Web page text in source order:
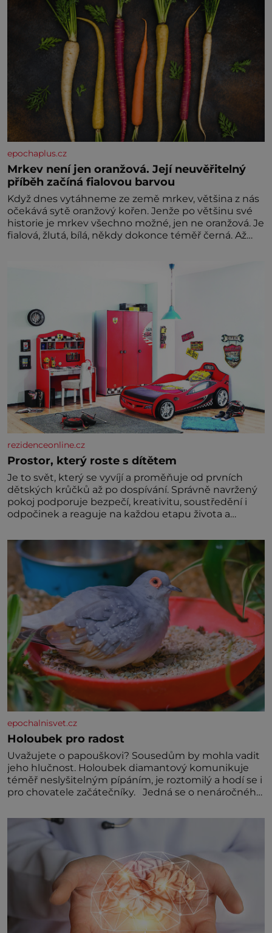
epochaplus.cz
Mrkev není jen oranžová. Její neuvěřitelný
příběh začíná fialovou barvou
Když dnes vytáhneme ze země mrkev, většina z nás
očekává sytě oranžový kořen. Jenže po většinu své
historie je mrkev všechno možné, jen ne oranžová. Je
fialová, žlutá, bílá, někdy dokonce téměř černá. Až
nedokážeme představit. Její příběh je
rezidenceonline.cz
Prostor, který roste s dítětem
Je to svět, který se vyvíjí a proměňuje od prvních
dětských krůčků až po dospívání. Správně navržený
pokoj podporuje bezpečí, kreativitu, soustředění i
odpočinek a reaguje na každou etapu života a
jednoduchost, měkkost a bezpečí, proto by pokoj
miminka měl působit především klidně a útulně.
Předškolní věk je
epochalnisvet.cz
Holoubek pro radost
Uvažujete o papouškovi? Sousedům by mohla vadit
jeho hlučnost. Holoubek diamantový komunikuje
téměř neslyšitelným pípáním, je roztomilý a hodí se i
pro chovatele začátečníky. Jedná se o nenáročného
Hodně času tráví na zemi, kde sbírá zbytky semínek
Jeho domovinou je prakticky celá Austrálie s
výjimkou pobřežní oblasti.